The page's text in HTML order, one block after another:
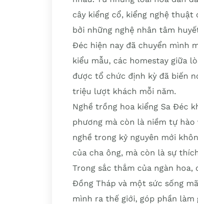
cây kiểng cổ, kiểng nghệ
bởi những nghệ nhân tâm
Đéc hiện nay đã chuyển mình
kiểu mẫu, các homestay giữa
được tổ chức định kỳ đã biến
triệu lượt khách mỗi năm.
Nghề trồng hoa kiểng Sa Đéc
phương mà còn là niềm tự
nghề trong kỷ nguyên mới
của cha ông, mà còn là sự
Trong sắc thắm của ngàn
Đồng Tháp và một sức sống
mình ra thế giới, góp phần làm